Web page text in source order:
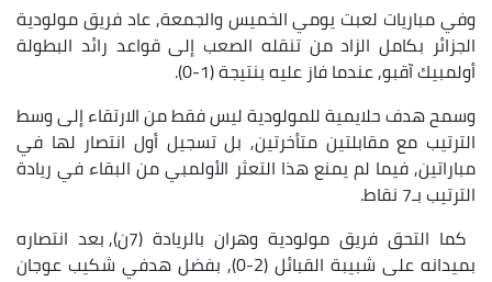
وفي مباريات لعبت يومي الخميس والجمعة, عاد فريق مولودية
الجزائر بكامل الزاد من تنقله الصعب إلى قواعد رائد البطولة
أولمبيك آقبو, عندما فاز عليه بنتيجة (1-0).
وسمح هدف حلايمية للمولودية ليس فقط من الارتقاء إلى وسط
الترتيب مع مقابلتين متأخرتين, بل تسجيل أول انتصار لها في
مباراتين, فيما لم يمنع هذا التعثر الأولمبي من البقاء في ريادة
الترتيب بـ7 نقاط.
كما التحق فريق مولودية وهران بالريادة (7ن), بعد انتصاره
بميدانه على شبيبة القبائل (2-0), بفضل هدفي شكيب عوجان